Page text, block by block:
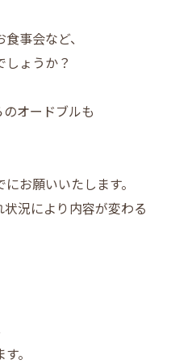
事会など、
ょうか？
オードブルも
お願いいたします。
況により内容が変わる
。